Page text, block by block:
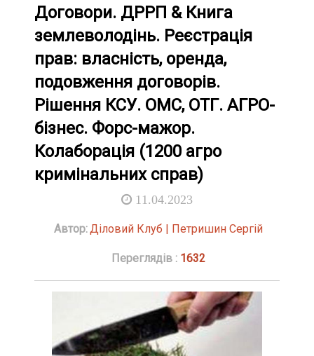
Договори. ДРРП & Книга
землеволодінь. Реєстрація
прав: власність, оренда,
подовження договорів.
Рішення КСУ. ОМС, ОТГ. АГРО-
бізнес. Форс-мажор.
Колаборація (1200 агро
кримінальних справ)
11.04.2023
Автор:Діловий Клуб | Петришин Сергій
Переглядів : 1632